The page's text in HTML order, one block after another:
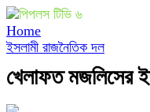
Home
ইসলামী রাজনৈতিক দল
খেলাফত মজলিসের